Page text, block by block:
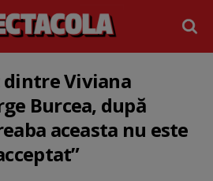
Viviana
Burcea, după
aceasta nu este